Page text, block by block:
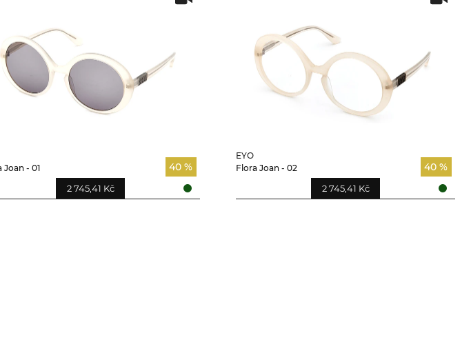
Joan - 01
40 %
2 745,41 Kč
EYO
Flora Joan - 02
40 %
2 745,41 Kč